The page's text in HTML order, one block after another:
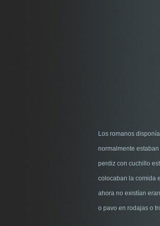
Los romanos
normalmente
perdiz con cuchillo
colocaban la comida
ahora no existían
o pavo en rodajas o